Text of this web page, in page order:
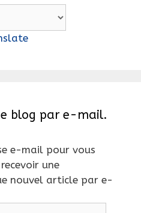
blog par e-mail.
e-mail pour vous
une
nouvel article par e-